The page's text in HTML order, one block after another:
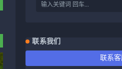
联系我们
联系客